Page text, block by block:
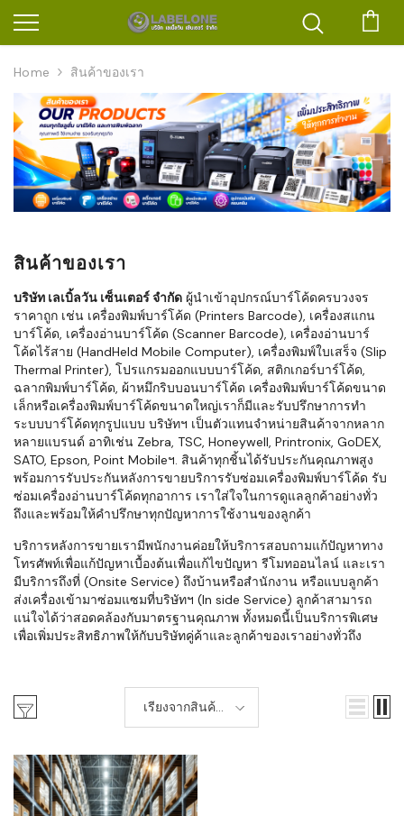
Home สินค้าของเรา
สินค้าของเรา
บริษัท เลเบิ้ลวัน เซ็นเตอร์ จำกัด ผู้นำเข้าอุปกรณ์บาร์โค้ดครบวงจร
ราคาถูก เช่น เครื่องพิมพ์บาร์โค้ด (Printers Barcode), เครื่องสแกน
บาร์โค้ด, เครื่องอ่านบาร์โค้ด (Scanner Barcode), เครื่องอ่านบาร์
โค้ดไร้สาย (HandHeld Mobile Computer), เครื่องพิมพ์ใบเสร็จ (Slip
Thermal Printer), โปรแกรมออกแบบบาร์โค้ด, สติกเกอร์บาร์โค้ด,
ฉลากพิมพ์บาร์โค้ด, ผ้าหมึกริบบอนบาร์โค้ด เครื่องพิมพ์บาร์โค้ดขนาด
เล็กหรือเครื่องพิมพ์บาร์โค้ดขนาดใหญ่เราก็มีและรับปรึกษาการทำ
ระบบบาร์โค้ดทุกรูปแบบ บริษัทฯ เป็นตัวแทนจำหน่ายสินค้าจากหลาก
หลายแบรนด์ อาทิเช่น Zebra, TSC, Honeywell, Printronix, GoDEX,
SATO, Epson, Point Mobileฯ. สินค้าทุกชิ้นได้รับประกันคุณภาพสูง
พร้อมการรับประกันหลังการขายบริการรับซ่อมเครื่องพิมพ์บาร์โค้ด รับ
ซ่อมเครื่องอ่านบาร์โค้ดทุกอาการ เราใส่ใจในการดูแลลูกค้าอย่างทั่ว
ถึงและพร้อมให้คำปรึกษาทุกปัญหาการใช้งานของลูกค้า
บริการหลังการขายเรามีพนักงานค่อยให้บริการสอบถามแก้ปัญหาทาง
โทรศัพท์เพื่อแก้ปัญหาเบื้องต้นเพื่อแก้ไขปัญหา รีโมทออนไลน์ และเรา
มีบริการถึงที่ (Onsite Service) ถึงบ้านหรือสำนักงาน หรือแบบลูกค้า
ส่งเครื่องเข้ามาซ่อมแซมที่บริษัทฯ (In side Service) ลูกค้าสามารถ
แน่ใจได้ว่าสอดคล้องกับมาตรฐานคุณภาพ ทั้งหมดนี้เป็นบริการพิเศษ
เพื่อเพิ่มประสิทธิภาพให้กับบริษัทคู่ค้าและลูกค้าของเราอย่างทั่วถึง
เรียงจากสินค้า
ใหม่-เก่า